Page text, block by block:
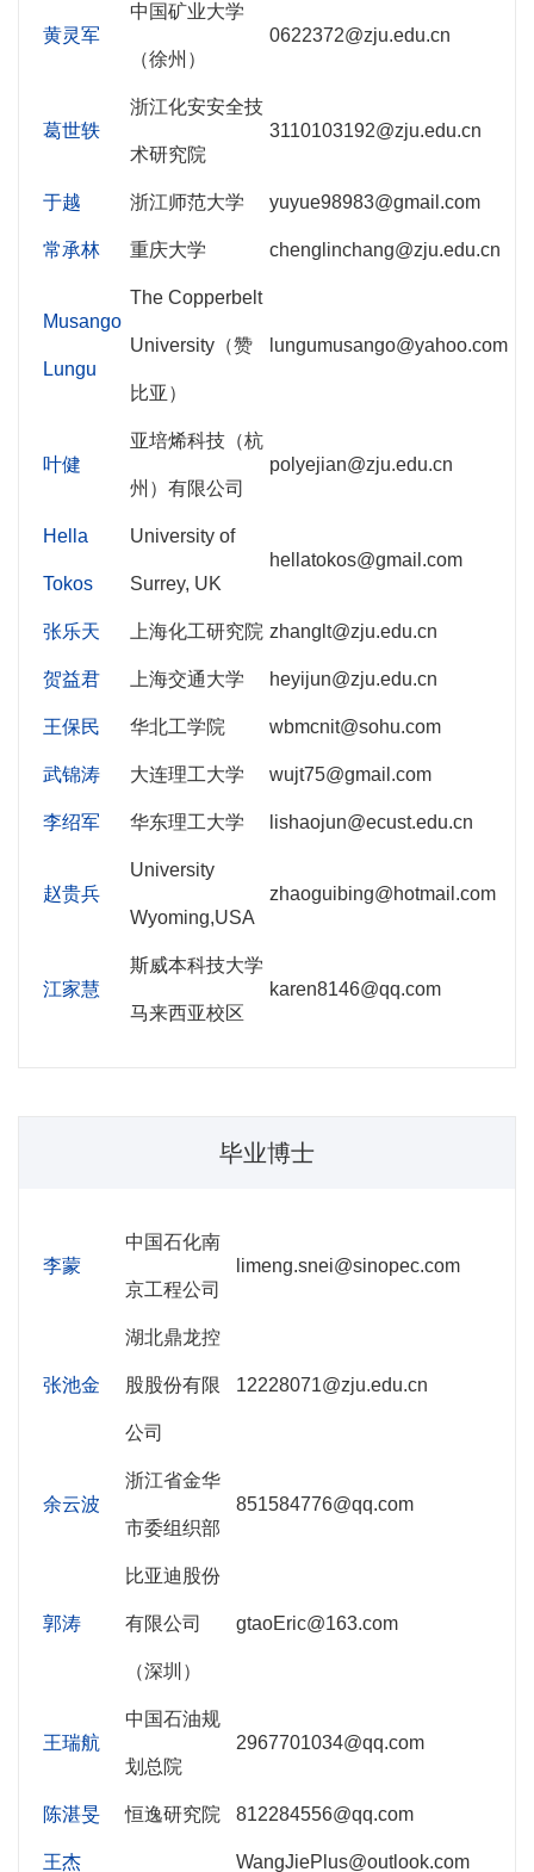
黄灵军
中国矿业大学
（徐州）
0622372@zju.edu.cn
葛世轶
浙江化安安全技
术研究院
3110103192@zju.edu.cn
于越 浙江师范大学 yuyue98983@gmail.com
常承林 重庆大学 chenglinchang@zju.edu.cn
Musango
Lungu
The Copperbelt
University（赞
比亚）
lungumusango@yahoo.com
叶健
亚培烯科技（杭
州）有限公司
polyejian@zju.edu.cn
Hella
Tokos
University of
Surrey, UK
hellatokos@gmail.com
张乐天 上海化工研究院 zhanglt@zju.edu.cn
贺益君 上海交通大学 heyijun@zju.edu.cn
王保民 华北工学院 wbmcnit@sohu.com
武锦涛 大连理工大学 wujt75@gmail.com
李绍军 华东理工大学 lishaojun@ecust.edu.cn
赵贵兵
University
Wyoming,USA
zhaoguibing@hotmail.com
江家慧
斯威本科技大学
马来西亚校区
karen8146@qq.com
毕业博士
李蒙
中国石化南
京工程公司
limeng.snei@sinopec.com
张池金
湖北鼎龙控
股股份有限
公司
12228071@zju.edu.cn
余云波
浙江省金华
市委组织部
851584776@qq.com
郭涛
比亚迪股份
有限公司
（深圳）
gtaoEric@163.com
王瑞航
中国石油规
划总院
2967701034@qq.com
陈湛旻 恒逸研究院 812284556@qq.com
王杰 WangJiePlus@outlook.com